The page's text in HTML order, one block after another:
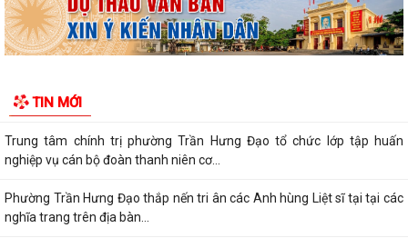
TIN MỚI
tập, quán triệt và triển khai thực...
Khai mạc giải bóng đá U13 phường Trần Hưng Đạo hè năm 2026.
Hưng Đạo tiếp xúc đối thoại trực...
Trung tâm chính trị phường Trần Hưng Đạo tổ chức lớp tập huấn
nghiệp vụ cán bộ đoàn thanh niên cơ...
Phường Trần Hưng Đạo thắp nến tri ân các Anh hùng Liệt sĩ tại tại các
nghĩa trang trên địa bàn...